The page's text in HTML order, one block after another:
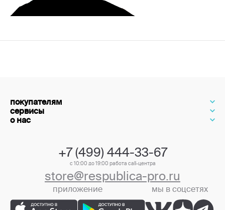
покупателям
сервисы
о нас
+7 (499) 444-33-67
с 10:00 до 19:00 работа call-центра
store@respublica-pro.ru
приложение мы в соцсетях